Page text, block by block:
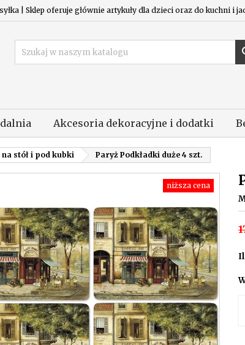
| Sklep oferuje głównie artykuły dla dzieci oraz do kuchni i
Akcesoria dekoracyjne i dodatki
na stół i pod kubki Paryż Podkładki duże 4 szt.
niższa cena